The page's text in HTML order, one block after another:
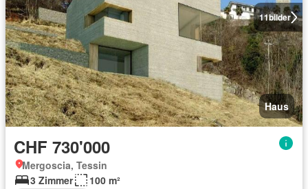
11bilder
Haus
CHF 730'000
Mergoscia, Tessin
3 Zimmer
100 m²